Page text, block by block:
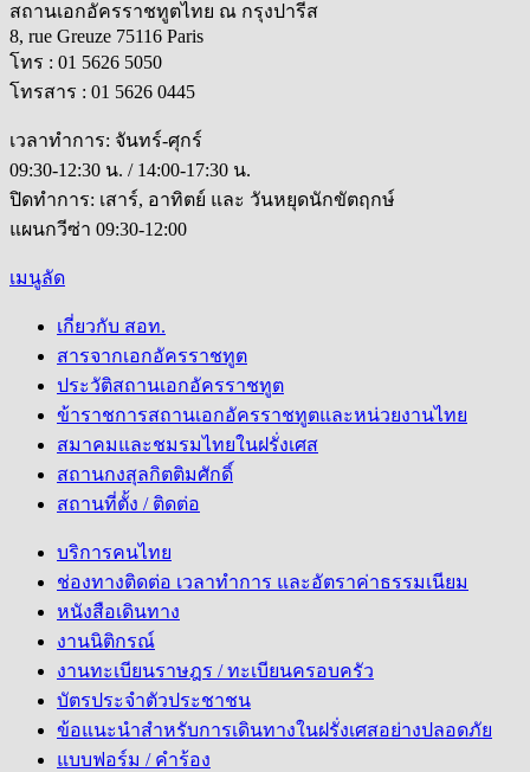
สถานเอกอัครราชทูตไทย ณ กรุงปารีส
8, rue Greuze 75116 Paris
โทร : 01 5626 5050
โทรสาร : 01 5626 0445
เวลาทำการ: จันทร์-ศุกร์
09:30-12:30 น. / 14:00-17:30 น.
ปิดทำการ: เสาร์, อาทิตย์ และ วันหยุดนักขัตฤกษ์
แผนกวีซ่า 09:30-12:00
เมนูลัด
เกี่ยวกับ สอท.
สารจากเอกอัครราชทูต
ประวัติสถานเอกอัครราชทูต
ข้าราชการสถานเอกอัครราชทูตและหน่วยงานไทย
สมาคมและชมรมไทยในฝรั่งเศส
สถานกงสุลกิตติมศักดิ์
สถานที่ตั้ง / ติดต่อ
บริการคนไทย
ช่องทางติดต่อ เวลาทำการ และอัตราค่าธรรมเนียม
หนังสือเดินทาง
งานนิติกรณ์
งานทะเบียนราษฎร / ทะเบียนครอบครัว
บัตรประจำตัวประชาชน
ข้อแนะนำสำหรับการเดินทางในฝรั่งเศสอย่างปลอดภัย
แบบฟอร์ม / คำร้อง